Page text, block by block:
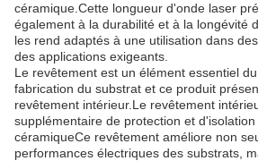
céramique.Cette longueur d'onde laser
également à la durabilité et à la longévité
les rend adaptés à une utilisation dans
des applications exigeants.
Le revêtement est un élément essentiel
fabrication du substrat et ce produit
revêtement intérieur.Le revêtement
supplémentaire de protection et
céramiqueCe revêtement améliore non
performances électriques des substrats,